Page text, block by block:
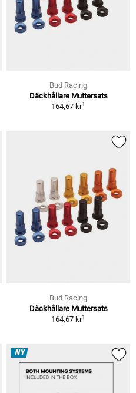
Bud Racing
Däckhållare Muttersats
164,67 kr1
Bud Racing
Däckhållare Muttersats
164,67 kr1
NY